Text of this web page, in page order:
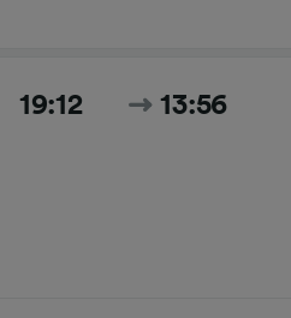
19:12 13:56